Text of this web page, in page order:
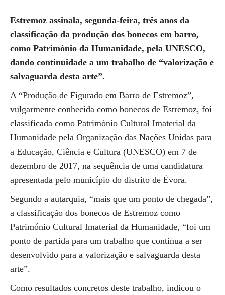
Estremoz assinala, segunda-feira, três anos da
classificação da produção dos bonecos em barro,
como Património da Humanidade, pela UNESCO,
dando continuidade a um trabalho de “valorização e
salvaguarda desta arte”.
A “Produção de Figurado em Barro de Estremoz”,
vulgarmente conhecida como bonecos de Estremoz, foi
classificada como Património Cultural Imaterial da
Humanidade pela Organização das Nações Unidas para
a Educação, Ciência e Cultura (UNESCO) em 7 de
dezembro de 2017, na sequência de uma candidatura
apresentada pelo município do distrito de Évora.
Segundo a autarquia, “mais que um ponto de chegada”,
a classificação dos bonecos de Estremoz como
Património Cultural Imaterial da Humanidade, “foi um
ponto de partida para um trabalho que continua a ser
desenvolvido para a valorização e salvaguarda desta
arte”.
Como resultados concretos deste trabalho, indicou o